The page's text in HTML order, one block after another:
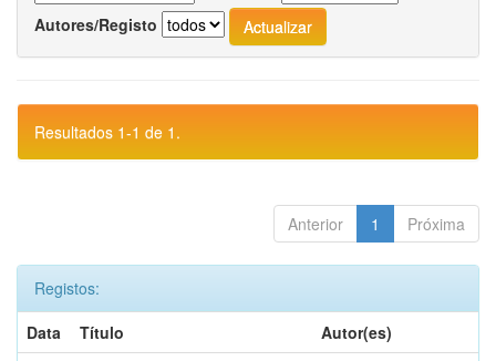
Autores/Registo
Resultados 1-1 de 1.
Anterior 1 Próxima
Registos:
Data
Título
Autor(es)